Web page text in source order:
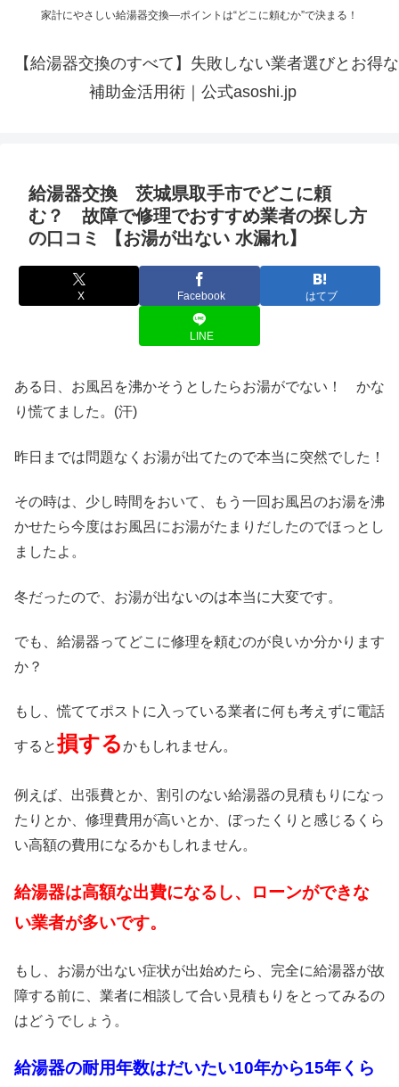
家計にやさしい給湯器交換—ポイントは“どこに頼むか”で決まる！
【給湯器交換のすべて】失敗しない業者選びとお得な
補助金活用術｜公式asoshi.jp
給湯器交換 茨城県取手市でどこに頼
む？ 故障で修理でおすすめ業者の探し方
の口コミ 【お湯が出ない 水漏れ】
X Facebook はてブ
LINE
ある日、お風呂を沸かそうとしたらお湯がでない！ かな
り慌てました。(汗)
昨日までは問題なくお湯が出てたので本当に突然でした！
その時は、少し時間をおいて、もう一回お風呂のお湯を沸
かせたら今度はお風呂にお湯がたまりだしたのでほっとし
ましたよ。
冬だったので、お湯が出ないのは本当に大変です。
でも、給湯器ってどこに修理を頼むのが良いか分かります
か？
もし、慌ててポストに入っている業者に何も考えずに電話
すると損するかもしれません。
例えば、出張費とか、割引のない給湯器の見積もりになっ
たりとか、修理費用が高いとか、ぼったくりと感じるくら
い高額の費用になるかもしれません。
給湯器は高額な出費になるし、ローンができな
い業者が多いです。
もし、お湯が出ない症状が出始めたら、完全に給湯器が故
障する前に、業者に相談して合い見積もりをとってみるの
はどうでしょう。
給湯器の耐用年数はだいたい10年から15年くら